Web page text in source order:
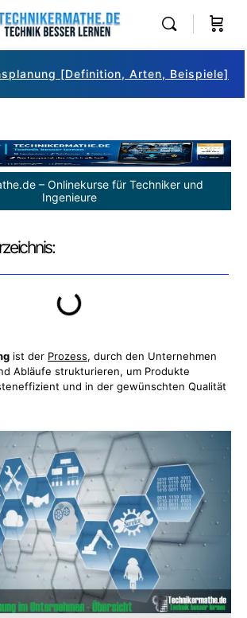
[Definition, Arten, Beispiele]
– Onlinekurse für Techniker und
Ingenieure
ist der Prozess, durch den Unternehmen
Abläufe strukturieren, um Produkte
und in der gewünschten Qualität